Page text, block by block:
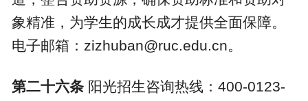
象精准，为学生的成长成才提供全面保障。
电子邮箱： zizhuban@ruc.edu.cn。
第二十六条 阳光招生咨询热线：400-0123-